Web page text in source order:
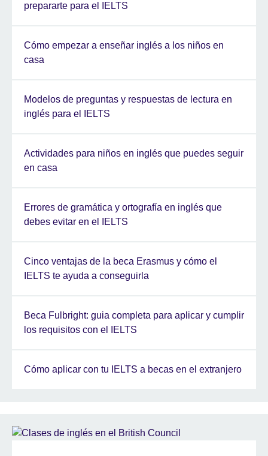
prepararte para el IELTS
Cómo empezar a enseñar inglés a los niños en
casa
Modelos de preguntas y respuestas de lectura en
inglés para el IELTS
Actividades para niños en inglés que puedes seguir
en casa
Errores de gramática y ortografía en inglés que
debes evitar en el IELTS
Cinco ventajas de la beca Erasmus y cómo el
IELTS te ayuda a conseguirla
Beca Fulbright: guia completa para aplicar y cumplir
los requisitos con el IELTS
Cómo aplicar con tu IELTS a becas en el extranjero